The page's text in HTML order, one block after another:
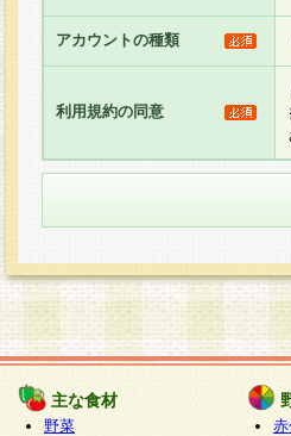
員に対して本サービス
た全ての会員に対して
りま す。
3.当社は、会員の事前
方 法・手段にて、本
きるものとします。改
に掲示したときに、
てその効力を生じるも
4.本規約は、会員登録
の当社による会員登録
たものとみなされ、会
5.当社がお聞きする個
アカウントの種類
利用規約の同意
主な食材
野菜